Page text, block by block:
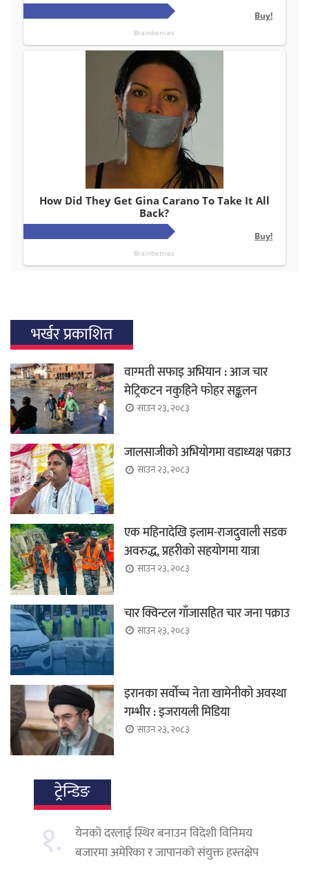
भर्खर प्रकाशित
वाग्मती सफाइ अभियान : आज चार
मेट्रिकटन नकुहिने फोहर सङ्कलन
साउन २३, २०८३
जालसाजीको अभियोगमा वडाध्यक्ष पक्राउ
साउन २३, २०८३
एक महिनादेखि इलाम-राजदुवाली सडक
अवरुद्ध, प्रहरीको सहयोगमा यात्रा
साउन २३, २०८३
चार क्विन्टल गाँजासहित चार जना पक्राउ
साउन २३, २०८३
इरानका सर्वोच्च नेता खामेनीको अवस्था
गम्भीर : इजरायली मिडिया
साउन २३, २०८३
ट्रेन्डिङ
१.
येनको दरलाई स्थिर बनाउन विदेशी विनिमय
बजारमा अमेरिका र जापानको संयुक्त हस्तक्षेप